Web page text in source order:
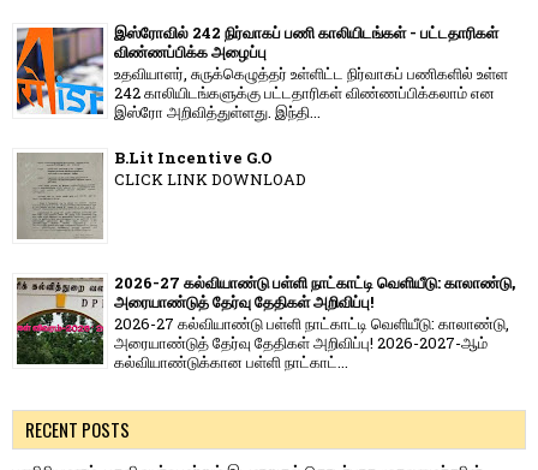
இஸ்ரோவில் 242 நிர்வாகப் பணி காலியிடங்கள் - பட்டதாரிகள்
விண்ணப்பிக்க அழைப்பு
உதவியாளர், சுருக்கெழுத்தர் உள்ளிட்ட நிர்வாகப் பணிகளில் உள்ள
242 காலியிடங்களுக்கு பட்டதாரிகள் விண்ணப்பிக்கலாம் என
இஸ்ரோ அறிவித்துள்ளது. இந்தி...
B.Lit Incentive G.O
CLICK LINK DOWNLOAD
2026-27 கல்வியாண்டு பள்ளி நாட்காட்டி வெளியீடு: காலாண்டு,
அரையாண்டுத் தேர்வு தேதிகள் அறிவிப்பு!
2026-27 கல்வியாண்டு பள்ளி நாட்காட்டி வெளியீடு: காலாண்டு,
அரையாண்டுத் தேர்வு தேதிகள் அறிவிப்பு! 2026-2027-ஆம்
கல்வியாண்டுக்கான பள்ளி நாட்காட்...
RECENT POSTS